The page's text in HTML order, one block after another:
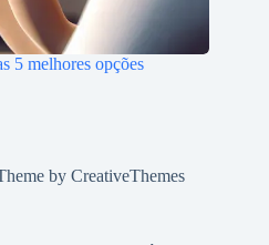
5 melhores opções
by CreativeThemes